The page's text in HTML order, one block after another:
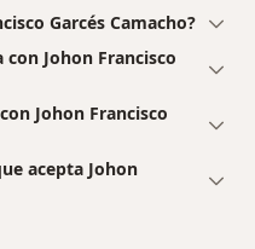
Garcés Camacho?
Johon Francisco
Johon Francisco
acepta Johon